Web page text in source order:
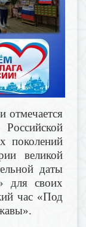
отмечается
поколений
великой
даты
для своих
час «Под